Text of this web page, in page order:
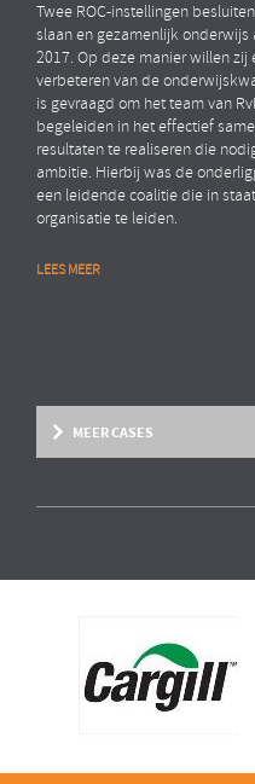
Twee ROC-instellingen
slaan en gezamenlijk
2017. Op deze manier willen
verbeteren van de
is gevraagd om het team van
begeleiden in het effectief
resultaten te realiseren die
ambitie. Hierbij was de
een leidende coalitie die in
organisatie te leiden.
LEES MEER
Overige marktsegmenten
People Analytics
MEER CASES